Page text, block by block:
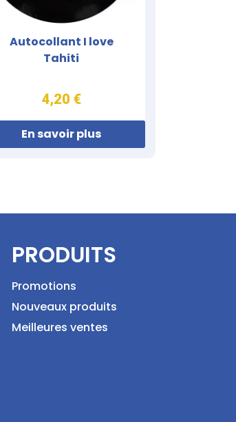
Autocollant I love
Tahiti
4,20 €
En savoir plus
PRODUITS
Promotions
Nouveaux produits
Meilleures ventes